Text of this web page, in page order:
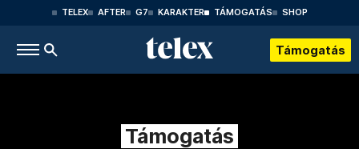
TELEX AFTER G7 KARAKTER TÁMOGATÁS SHOP
Támogatás
Támogatás